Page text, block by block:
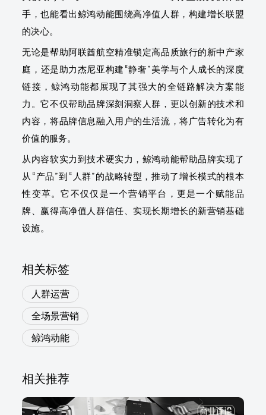
手，也能看出鲸鸿动能围绕高净值人群，构建增长联盟
的决心。
无论是帮助阿联酋航空精准锁定高品质旅行的新中产家
庭，还是助力杰尼亚构建“静奢”美学与个人成长的深度
链接，鲸鸿动能都展现了其强大的全链路解决方案能
力。它不仅帮助品牌深刻洞察人群，更以创新的技术和
内容，将品牌信息融入用户的生活流，将广告转化为有
价值的服务。
从内容软实力到技术硬实力，鲸鸿动能帮助品牌实现了
从“产品”到“人群”的战略转型，推动了增长模式的根本
性变革。它不仅仅是一个营销平台，更是一个赋能品
牌、赢得高净值人群信任、实现长期增长的新营销基础
设施。
相关标签
人群运营
全场景营销
鲸鸿动能
相关推荐